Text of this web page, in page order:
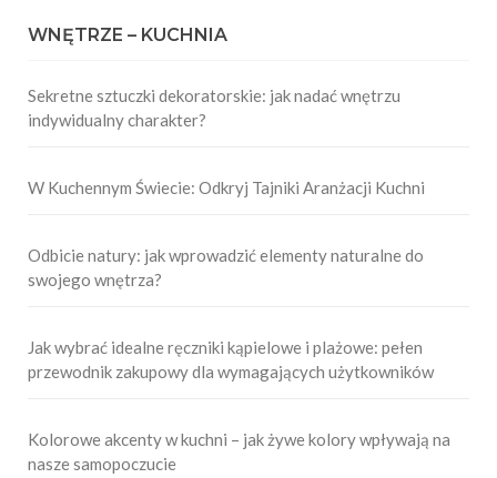
WNĘTRZE – KUCHNIA
Sekretne sztuczki dekoratorskie: jak nadać wnętrzu
indywidualny charakter?
W Kuchennym Świecie: Odkryj Tajniki Aranżacji Kuchni
Odbicie natury: jak wprowadzić elementy naturalne do
swojego wnętrza?
Jak wybrać idealne ręczniki kąpielowe i plażowe: pełen
przewodnik zakupowy dla wymagających użytkowników
Kolorowe akcenty w kuchni – jak żywe kolory wpływają na
nasze samopoczucie